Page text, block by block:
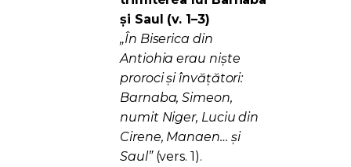
și Saul (v. 1–3)
„În Biserica din
Antiohia erau niște
proroci și învățători:
Barnaba, Simeon,
numit Niger, Luciu din
Cirene, Manaen… și
Saul”(vers. 1).